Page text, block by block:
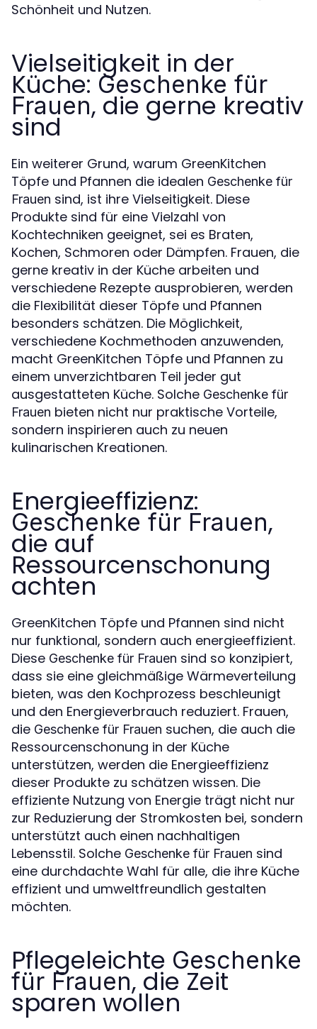
Schönheit und Nutzen.
Vielseitigkeit in der
Küche: Geschenke für
Frauen, die gerne kreativ
sind
Ein weiterer Grund, warum GreenKitchen
Töpfe und Pfannen die idealen Geschenke für
Frauen sind, ist ihre Vielseitigkeit. Diese
Produkte sind für eine Vielzahl von
Kochtechniken geeignet, sei es Braten,
Kochen, Schmoren oder Dämpfen. Frauen, die
gerne kreativ in der Küche arbeiten und
verschiedene Rezepte ausprobieren, werden
die Flexibilität dieser Töpfe und Pfannen
besonders schätzen. Die Möglichkeit,
verschiedene Kochmethoden anzuwenden,
macht GreenKitchen Töpfe und Pfannen zu
einem unverzichtbaren Teil jeder gut
ausgestatteten Küche. Solche Geschenke für
Frauen bieten nicht nur praktische Vorteile,
sondern inspirieren auch zu neuen
kulinarischen Kreationen.
Energieeffizienz:
Geschenke für Frauen,
die auf
Ressourcenschonung
achten
GreenKitchen Töpfe und Pfannen sind nicht
nur funktional, sondern auch energieeffizient.
Diese Geschenke für Frauen sind so konzipiert,
dass sie eine gleichmäßige Wärmeverteilung
bieten, was den Kochprozess beschleunigt
und den Energieverbrauch reduziert. Frauen,
die Geschenke für Frauen suchen, die auch die
Ressourcenschonung in der Küche
unterstützen, werden die Energieeffizienz
dieser Produkte zu schätzen wissen. Die
effiziente Nutzung von Energie trägt nicht nur
zur Reduzierung der Stromkosten bei, sondern
unterstützt auch einen nachhaltigen
Lebensstil. Solche Geschenke für Frauen sind
eine durchdachte Wahl für alle, die ihre Küche
effizient und umweltfreundlich gestalten
möchten.
Pflegeleichte Geschenke
für Frauen, die Zeit
sparen wollen